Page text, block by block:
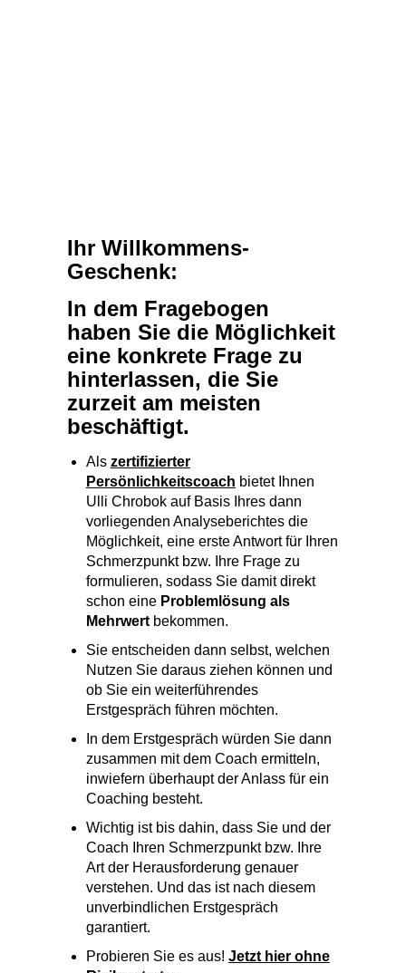
In dem Fragebogen
haben Sie die Möglichkeit
eine konkrete Frage zu
hinterlassen, die Sie
zurzeit am meisten
beschäftigt.
Alszertifizierter
Persönlichkeitscoach
vorliegenden Analyseberichtes die
Möglichkeit, eine erste Antwort für Ihren
Schmerzpunkt bzw. Ihre Frage zu
formulieren, sodass Sie damit direkt
schon eineProblemlösung als
Mehrwertbekommen.
Sie entscheiden dann selbst, welchen
Nutzen Sie daraus ziehen können und
Erstgespräch führen möchten.
In dem Erstgespräch würden Sie dann
zusammen mit dem Coach ermitteln,
Coaching besteht.
Wichtig ist bis dahin, dass Sie und der
Coach Ihren Schmerzpunkt bzw. Ihre
verstehen. Und das ist nach diesem
unverbindlichen Erstgespräch
garantiert.
Probieren Sie es aus!Jetzt hier ohne
Risiko starten